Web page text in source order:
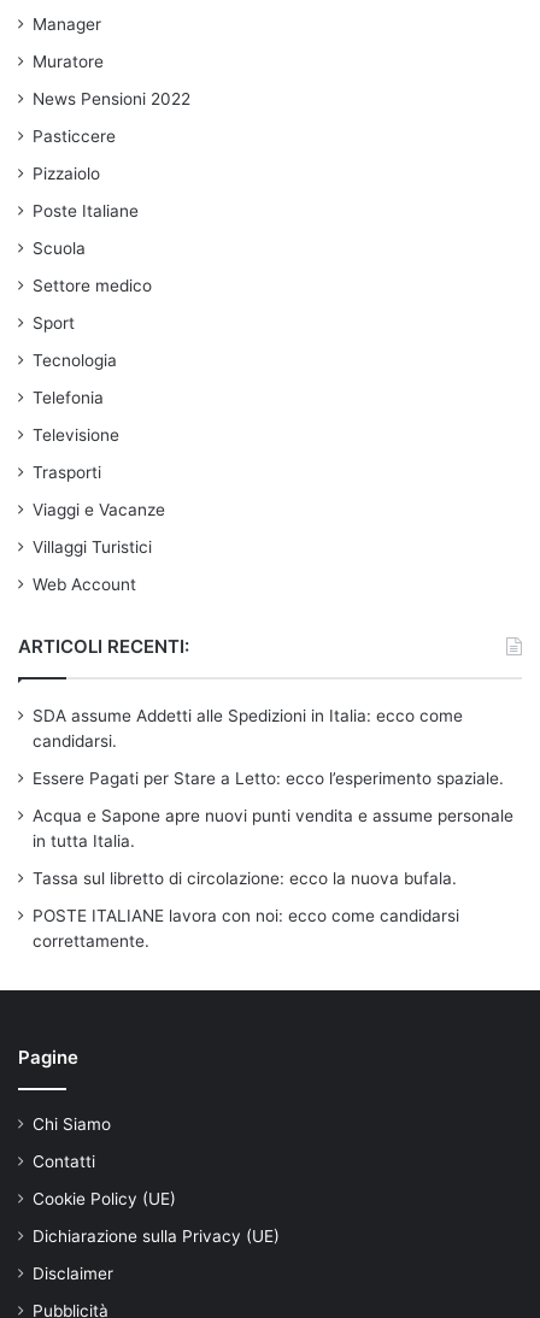
Manager
Muratore
News Pensioni 2022
Pasticcere
Pizzaiolo
Poste Italiane
Scuola
Settore medico
Sport
Tecnologia
Telefonia
Televisione
Trasporti
Viaggi e Vacanze
Villaggi Turistici
Web Account
ARTICOLI RECENTI:
SDA assume Addetti alle Spedizioni in Italia: ecco come
candidarsi.
Essere Pagati per Stare a Letto: ecco l’esperimento spaziale.
Acqua e Sapone apre nuovi punti vendita e assume personale
in tutta Italia.
Tassa sul libretto di circolazione: ecco la nuova bufala.
POSTE ITALIANE lavora con noi: ecco come candidarsi
correttamente.
Pagine
Chi Siamo
Contatti
Cookie Policy (UE)
Dichiarazione sulla Privacy (UE)
Disclaimer
Pubblicità